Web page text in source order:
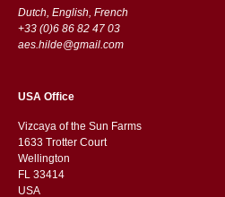
Dutch, English, French
+33 (0)6 86 82 47 03
aes.hilde@gmail.com
USA Office
Vizcaya of the Sun Farms
1633 Trotter Court
Wellington
FL 33414
USA